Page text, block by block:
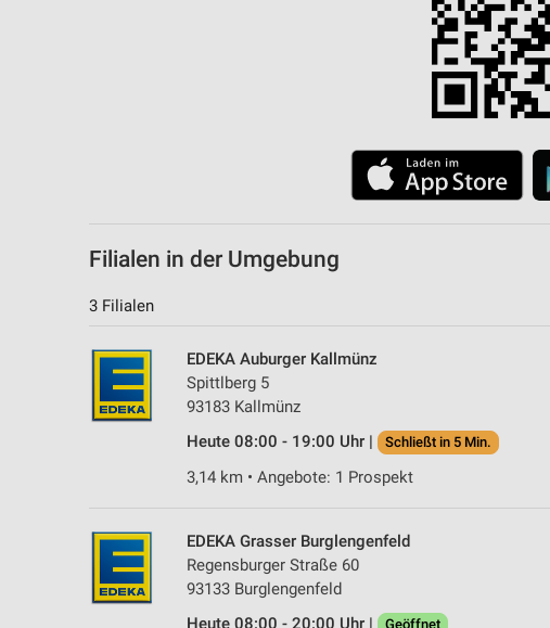
Filialen in der Umgebung
3 Filialen
EDEKA Auburger Kallmünz
Spittlberg 5
93183 Kallmünz
Heute 08:00 - 19:00 Uhr |
Schließt in 5 Min.
3,14 km • Angebote: 1 Prospekt
EDEKA Grasser Burglengenfeld
Regensburger Straße 60
93133 Burglengenfeld
Heute 08:00 - 20:00 Uhr |
Geöffnet